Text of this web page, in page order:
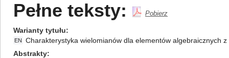
Pełne teksty: Pobierz
Warianty tytułu
EN
Charakterystyka wielomianów dla elementów algebraicznych
Abstrakty